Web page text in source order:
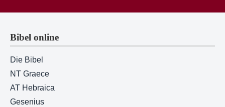
Bibel online
Die Bibel
NT Graece
AT Hebraica
Gesenius